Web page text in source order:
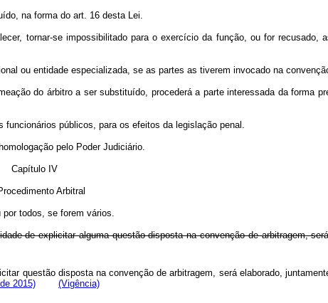
na forma do art. 16 desta Lei.
tornar-se impossibilitado para o exercício da função, ou for recusado,
ou entidade especializada, se as partes as tiverem invocado na
do árbitro a ser substituído, procederá a parte interessada da forma
públicos, para os efeitos da legislação penal.
pelo Poder Judiciário.
Capítulo IV
Arbitral
todos, se forem vários.
de explicitar alguma questão disposta na convenção de arbitragem,
questão disposta na convenção de arbitragem, será elaborado,
2015) (Vigência)